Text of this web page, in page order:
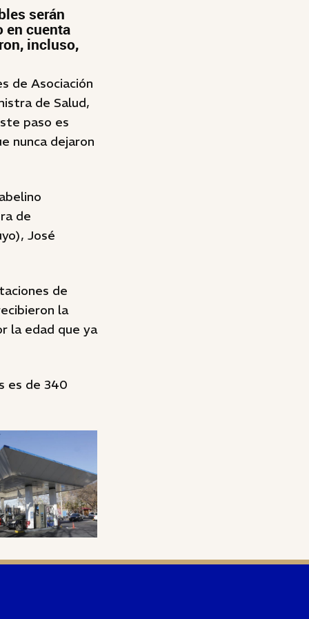
serán
en cuenta
incluso,
de Asociación
de Salud,
paso es
nunca dejaron
de
José
de
la
la edad que ya
es de 340